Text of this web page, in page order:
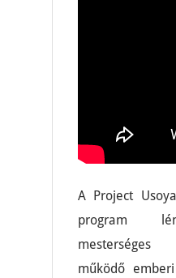
A Project
program
mesterséges
működő